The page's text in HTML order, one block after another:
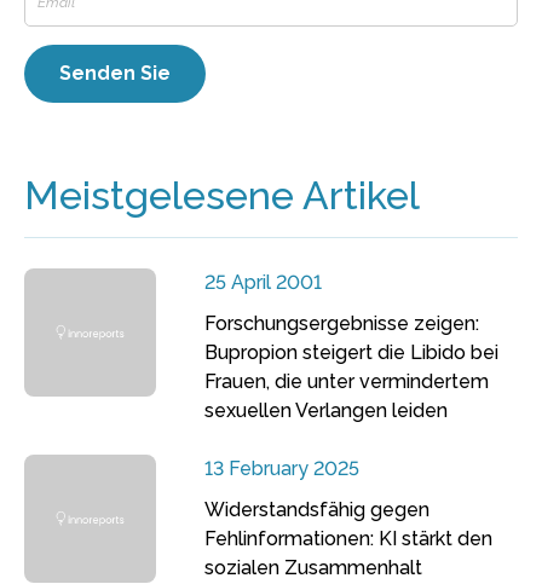
Meistgelesene Artikel
25 April 2001
Forschungsergebnisse zeigen:
Bupropion steigert die Libido bei
Frauen, die unter vermindertem
sexuellen Verlangen leiden
13 February 2025
Widerstandsfähig gegen
Fehlinformationen: KI stärkt den
sozialen Zusammenhalt